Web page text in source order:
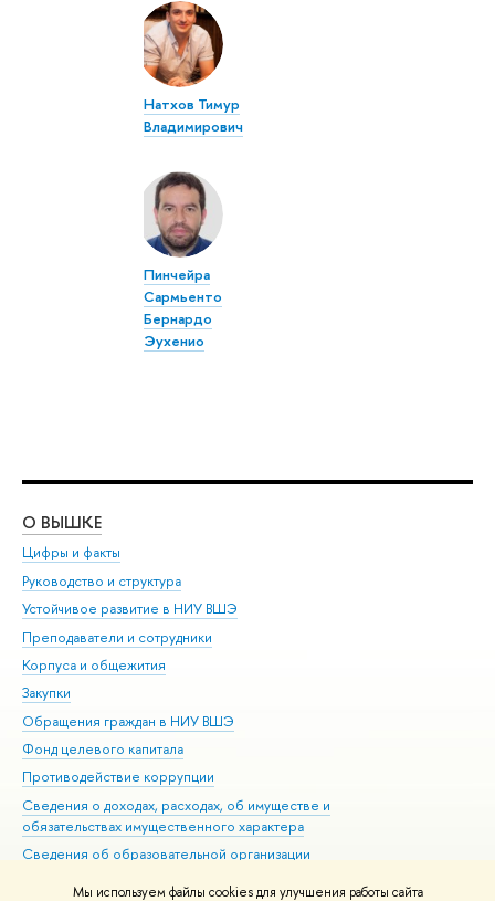
Мы используем файлы cookies для улучшения работы сайта
Натхов Тимур
Владимирович
Пинчейра
Сармьенто
Бернардо
Эухенио
О ВЫШКЕ
Цифры и факты
Руководство и структура
Устойчивое развитие в НИУ ВШЭ
Преподаватели и сотрудники
Корпуса и общежития
Закупки
Обращения граждан в НИУ ВШЭ
Фонд целевого капитала
Противодействие коррупции
Сведения о доходах, расходах, об имуществе и
обязательствах имущественного характера
Сведения об образовательной организации
Людям с ограниченными возможностями здоровья